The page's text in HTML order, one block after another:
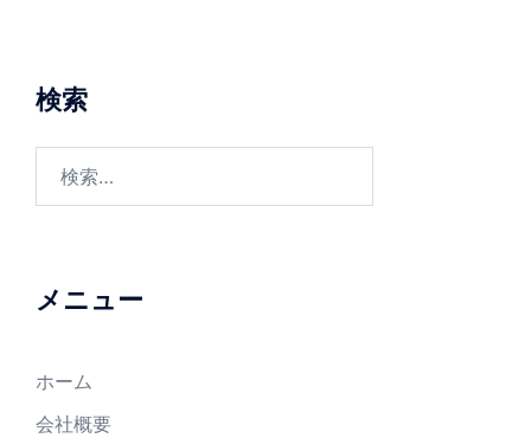
ー
シ
ョ
検索
メニュー
ホーム
会社概要